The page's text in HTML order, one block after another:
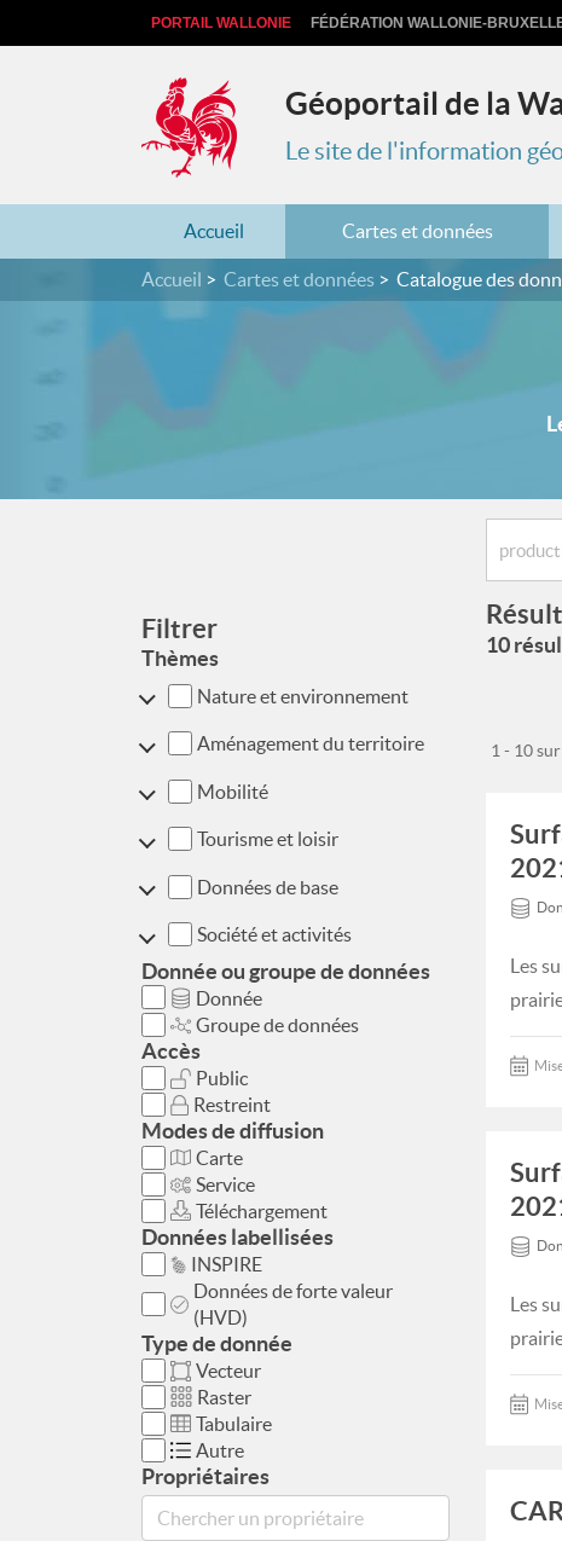
PORTAIL WALLONIE FÉDÉRATION WALLONIE-
Géoportail de la
Le site de l'information
Accueil Cartes et données
Accueil Cartes et données Catalogue des
Filtrer
Thèmes
Nature et environnement
Aménagement du territoire
Mobilité
Tourisme et loisir
Données de base
Société et activités
Donnée ou groupe de données
Donnée
Groupe de données
Accès
Public
Restreint
Modes de diffusion
Carte
Service
Téléchargement
Données labellisées
INSPIRE
Données de forte valeur
(HVD)
Type de donnée
Vecteur
Raster
Tabulaire
Autre
Propriétaires
10
1 - 10
Les
Les